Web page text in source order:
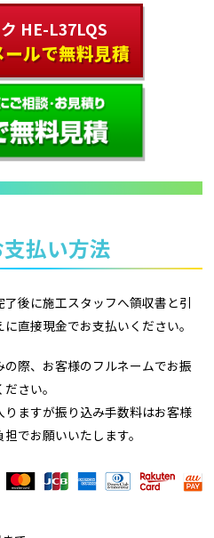
HE-L37LQS
ルで無料見積
払い方法
了後に施工スタッフへ領収書と引
に直接現金でお支払いください。
の際、お客様のフルネームでお振
さい。
りますが振り込み手数料はお客様
担でお願いいたします。